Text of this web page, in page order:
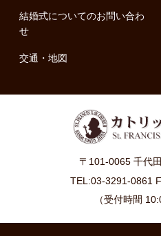
結婚式についてのお問い合わ
せ
交通・地図
〒101-0065 千代
TEL:03-3291-0861
（受付時間